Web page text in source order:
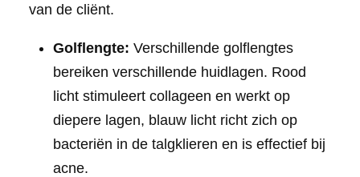
van de cliënt.
Golflengte: Verschillende golflengtes
bereiken verschillende huidlagen. Rood
licht stimuleert collageen en werkt op
diepere lagen, blauw licht richt zich op
bacteriën in de talgklieren en is effectief bij
acne.